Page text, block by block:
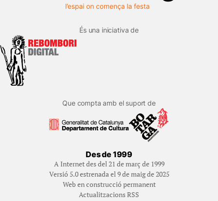
És una iniciativa de
Que compta amb el suport de
Des de 1999
A Internet des del 21 de març de 1999
Versió 5.0 estrenada el 9 de maig de 2025
Web en construcció permanent
Actualitzacions RSS